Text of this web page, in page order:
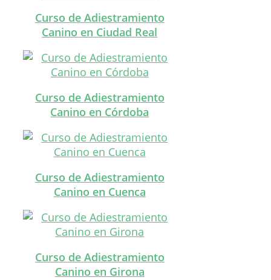
Curso de Adiestramiento
Canino en Ciudad Real
Curso de Adiestramiento
Canino en Córdoba
Curso de Adiestramiento
Canino en Cuenca
Curso de Adiestramiento
Canino en Girona